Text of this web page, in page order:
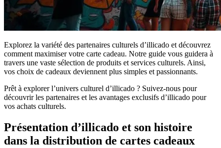
Explorez la variété des partenaires culturels d’illicado et découvrez
comment maximiser votre carte cadeau. Notre guide vous guidera à
travers une vaste sélection de produits et services culturels. Ainsi,
vos choix de cadeaux deviennent plus simples et passionnants.
Prêt à explorer l’univers culturel d’illicado ? Suivez-nous pour
découvrir les partenaires et les avantages exclusifs d’illicado pour
vos achats culturels.
Présentation d’illicado et son histoire
dans la distribution de cartes cadeaux